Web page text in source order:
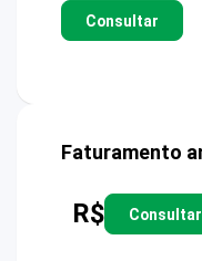
Consultar
Faturamento
R$ Consultar